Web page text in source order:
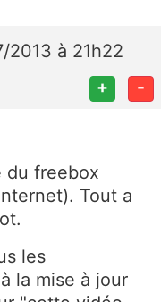
2013 à 21h22
+ -
du freebox
Tout a
les
la mise à jour